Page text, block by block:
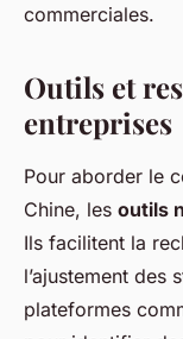
commerciales.
Outils et
entreprises
Pour aborder le
Chine, les outils
Ils facilitent la
l’ajustement des
plateformes